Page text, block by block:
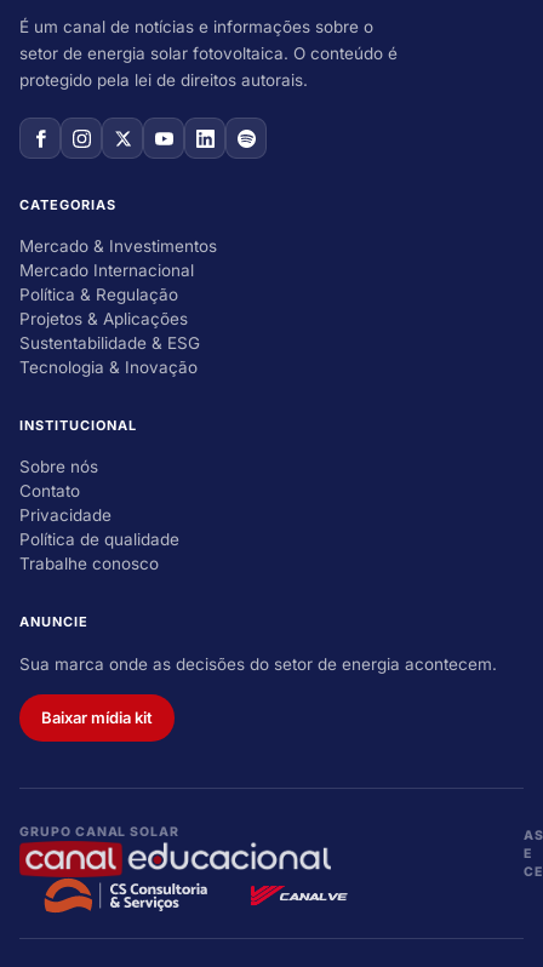
É um canal de notícias e informações sobre o
setor de energia solar fotovoltaica. O conteúdo é
protegido pela lei de direitos autorais.
CATEGORIAS
Mercado & Investimentos
Mercado Internacional
Política & Regulação
Projetos & Aplicações
Sustentabilidade & ESG
Tecnologia & Inovação
INSTITUCIONAL
Sobre nós
Contato
Privacidade
Política de qualidade
Trabalhe conosco
ANUNCIE
Sua marca onde as decisões do setor de energia acontecem.
Baixar mídia kit
GRUPO CANAL SOLAR
E